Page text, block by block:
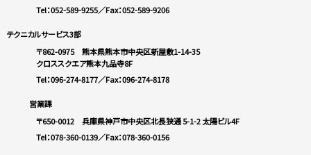
Tel：052-589-9255／Fax：052-589-9206
テクニカルサービス3部
〒862-0975 熊本県熊本市中央区新屋敷1-14-35
クロススクエア熊本九品寺8F
Tel：096-274-8177／Fax：096-274-8178
営業課
〒650-0012 兵庫県神戸市中央区北長狭通 5-1-2 太陽ビル4F
Tel：078-360-0139／Fax：078-360-0156